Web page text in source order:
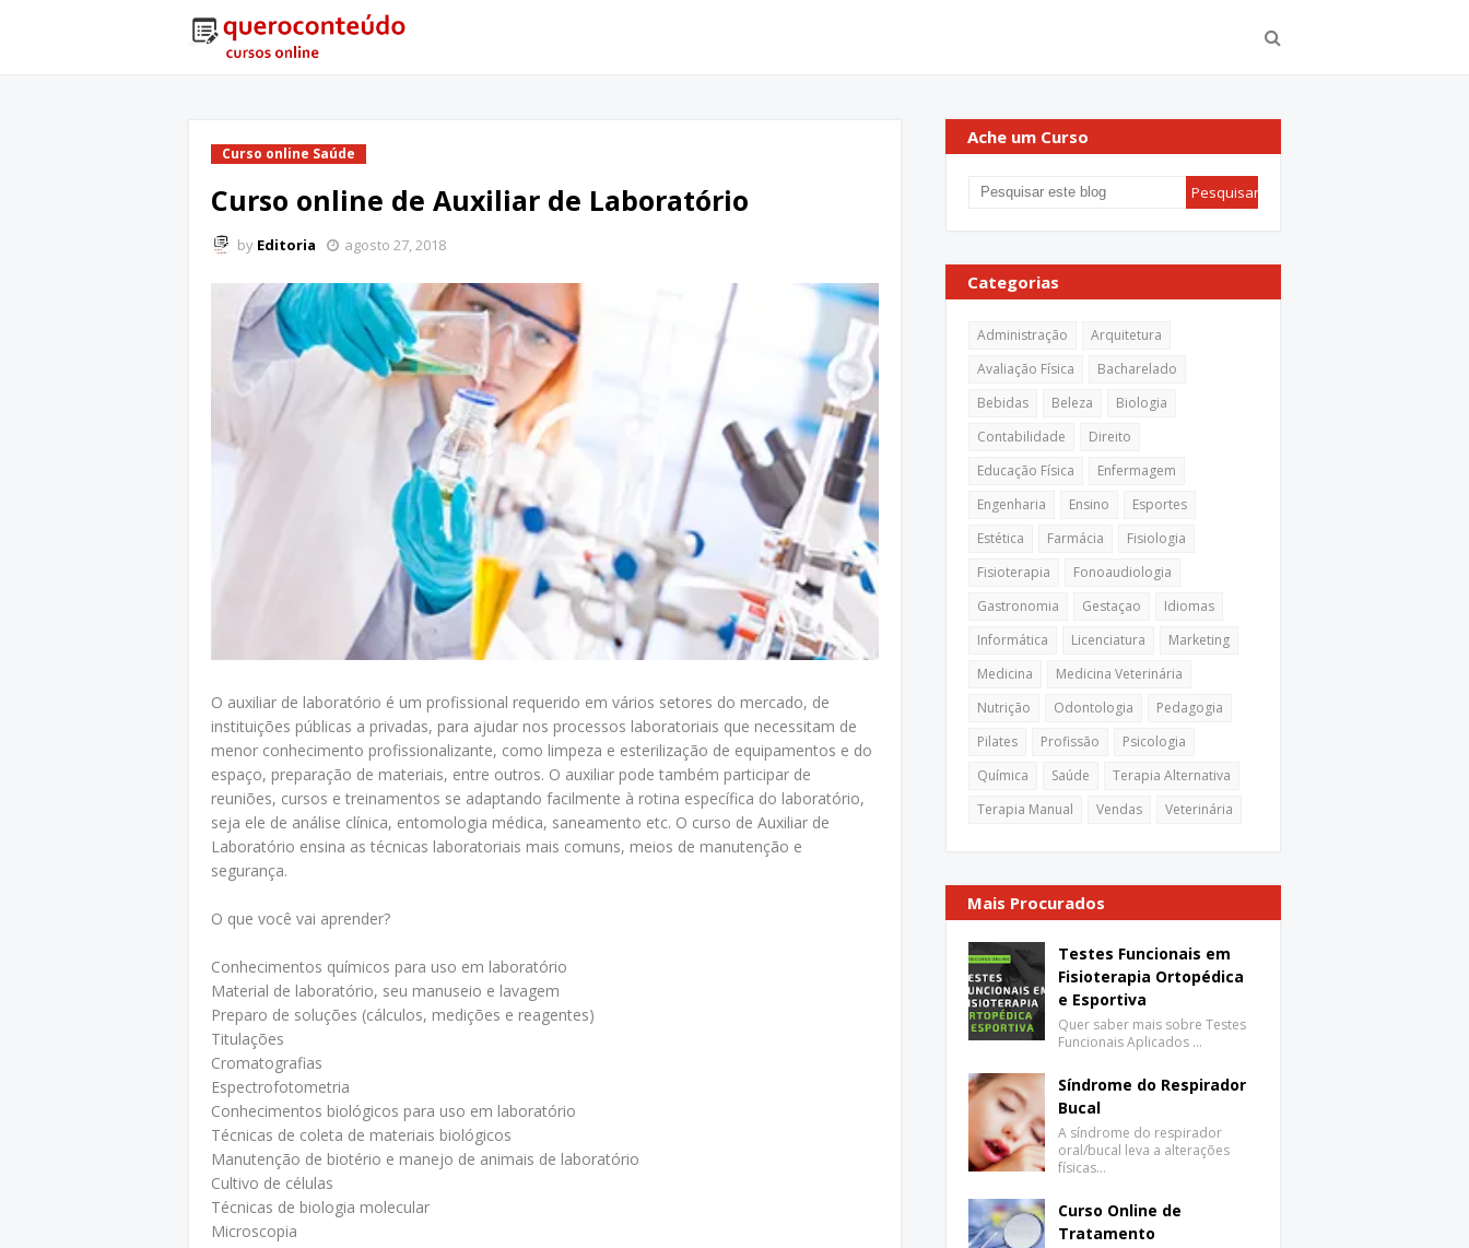
Curso online Saúde
Curso online de Auxiliar de Laboratório
by Editoria agosto 27, 2018
O auxiliar de laboratório é um profissional requerido em vários setores do mercado, de
instituições públicas a privadas, para ajudar nos processos laboratoriais que necessitam de
menor conhecimento profissionalizante, como limpeza e esterilização de equipamentos e do
espaço, preparação de materiais, entre outros. O auxiliar pode também participar de
reuniões, cursos e treinamentos se adaptando facilmente à rotina específica do laboratório,
seja ele de análise clínica, entomologia médica, saneamento etc. O curso de Auxiliar de
Laboratório ensina as técnicas laboratoriais mais comuns, meios de manutenção e
segurança.
O que você vai aprender?
Conhecimentos químicos para uso em laboratório
Material de laboratório, seu manuseio e lavagem
Preparo de soluções (cálculos, medições e reagentes)
Titulações
Cromatografias
Espectrofotometria
Conhecimentos biológicos para uso em laboratório
Técnicas de coleta de materiais biológicos
Manutenção de biotério e manejo de animais de laboratório
Cultivo de células
Técnicas de biologia molecular
Microscopia
Ache um Curso
Categorias
Administração
Arquitetura
Avaliação Física
Bacharelado
Bebidas
Beleza
Biologia
Contabilidade
Direito
Educação Física
Enfermagem
Engenharia
Ensino
Esportes
Estética
Farmácia
Fisiologia
Fisioterapia
Fonoaudiologia
Gastronomia
Gestaçao
Idiomas
Informática
Licenciatura
Marketing
Medicina
Medicina Veterinária
Nutrição
Odontologia
Pedagogia
Pilates
Profissão
Psicologia
Química
Saúde
Terapia Alternativa
Terapia Manual
Vendas Veterinária
Mais Procurados
Testes Funcionais em
Fisioterapia Ortopédica
e Esportiva
Quer saber mais sobre Testes
Funcionais Aplicados …
Síndrome do Respirador
Bucal
A síndrome do respirador
oral/bucal leva a alterações
físicas…
Curso Online de
Tratamento